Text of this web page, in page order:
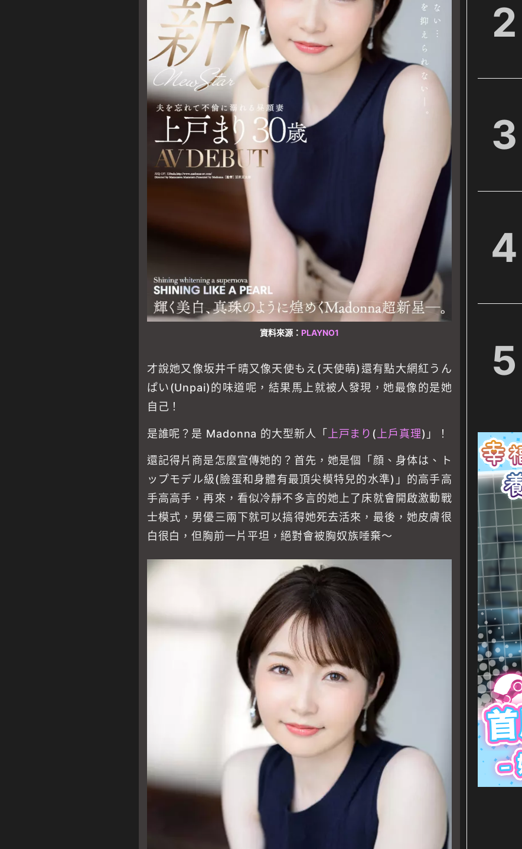
資料來源： PLAYNO1
才說她又像坂井千晴又像天使もえ(天使萌)還有點大網紅うん
ぱい(Unpai)的味道呢，結果馬上就被人發現，她最像的是她
自己！
是誰呢？是 Madonna 的大型新人「 上戸まり ( 上戶真理)」！
還記得片商是怎麼宣傳她的？首先，她是個「顔、身体は、ト
ップモデル級(臉蛋和身體有最頂尖模特兒的水準)」的高手高
手高高手，再來，看似冷靜不多言的她上了床就會開啟激動戰
士模式，男優三兩下就可以搞得她死去活來，最後，她皮膚很
白很白，但胸前一片平坦，絕對會被胸奴族唾棄〜
2
3
4
5